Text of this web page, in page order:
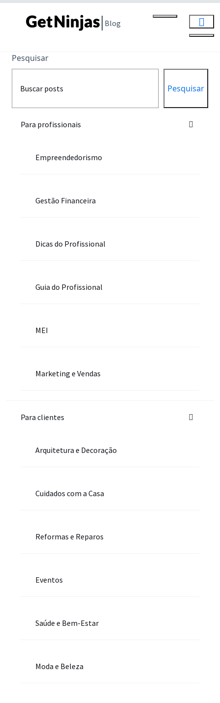
Blog
Pesquisar
Pesquisar
Para profissionais
Empreendedorismo
Gestão Financeira
Dicas do Profissional
Guia do Profissional
MEI
Marketing e Vendas
Para clientes
Arquitetura e Decoração
Cuidados com a Casa
Reformas e Reparos
Eventos
Saúde e Bem-Estar
Moda e Beleza